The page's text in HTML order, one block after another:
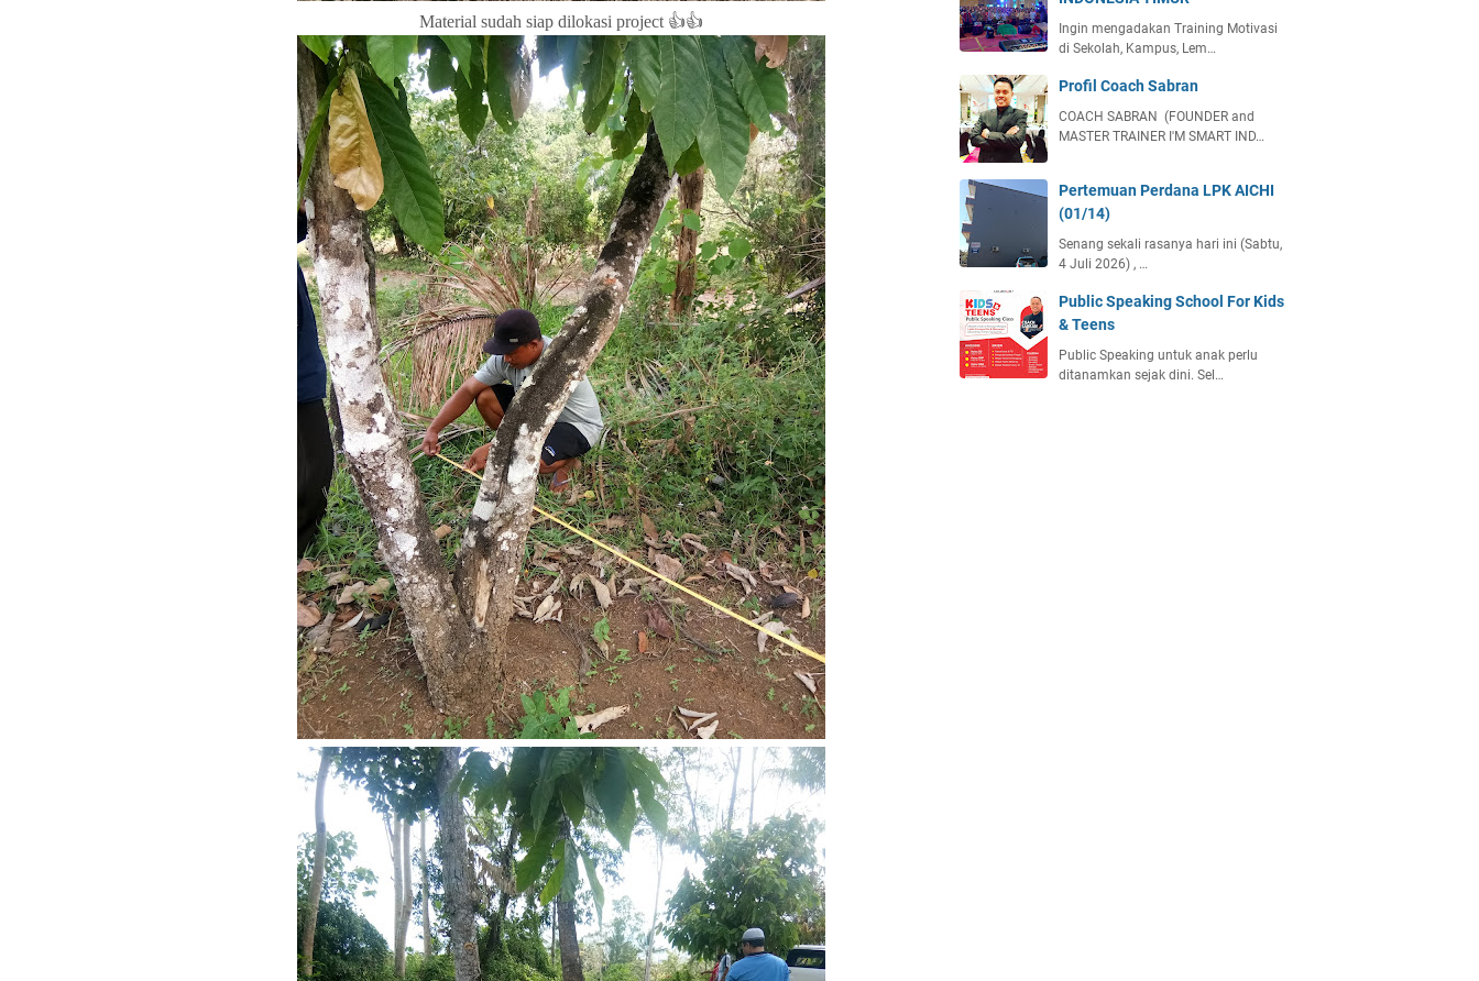
Material sudah siap dilokasi project 👍👍
Ingin mengadakan Training Motivasi
di Sekolah, Kampus, Lem…
Profil Coach Sabran
COACH SABRAN (FOUNDER and
MASTER TRAINER I'M SMART IND…
Pertemuan Perdana LPK AICHI
(01/14)
Senang sekali rasanya hari ini (Sabtu,
4 Juli 2026) , …
Public Speaking School For Kids
& Teens
Public Speaking untuk anak perlu
ditanamkan sejak dini. Sel…